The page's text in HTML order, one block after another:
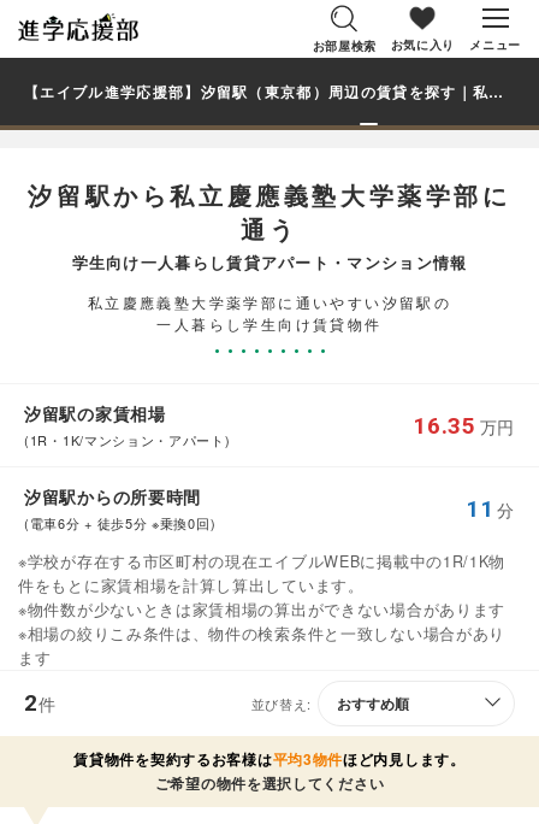
お部屋検索 お気に入り メニュー
【エイブル進学応援部】汐留駅（東京都）周辺の賃貸を探す｜私立慶應義塾大学薬学部学生・大学生の一人暮らし向け賃貸マンション・アパート
汐留駅から私立慶應義塾大学薬学部に
通う
学生向け一人暮らし賃貸アパート・マンション情報
私立慶應義塾大学薬学部に通いやすい汐留駅の
一人暮らし学生向け賃貸物件
汐留駅の家賃相場
(1R・1K/マンション・アパート)
16.35 万円
汐留駅からの所要時間
(電車6分 + 徒歩5分 ※乗換0回)
11 分
※学校が存在する市区町村の現在エイブルWEBに掲載中の1R/1K物
件をもとに家賃相場を計算し算出しています。
※物件数が少ないときは家賃相場の算出ができない場合があります
※相場の絞りこみ条件は、物件の検索条件と一致しない場合があり
ます
2件 並び替え:
賃貸物件を契約するお客様は平均3物件ほど内見します。
ご希望の物件を選択してください